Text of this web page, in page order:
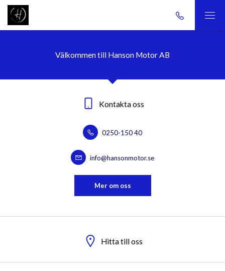
Välkommen till Hanson Motor AB
Kontakta oss
0250-150 40
info@hansonmotor.se
Mer om oss
Hitta till oss